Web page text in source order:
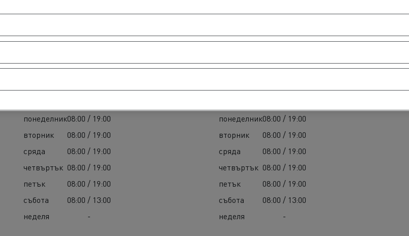
Сервизни услуги
понеделник08:00 / 19:00
вторник
08:00 / 19:00
сряда
08:00 / 19:00
четвъртък 08:00 / 19:00
петък
08:00 / 19:00
събота
08:00 / 13:00
неделя
-
Резервни части
понеделник08:00 / 19:00
вторник
08:00 / 19:00
сряда
08:00 / 19:00
четвъртък 08:00 / 19:00
петък
08:00 / 19:00
събота
08:00 / 13:00
неделя
-